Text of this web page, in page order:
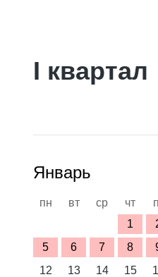
I квартал
Январь
пн вт ср чт
1
5
6 7 8
12
13 14 15